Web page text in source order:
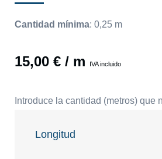
Cantidad mínima: 0,25 m
15,00 € / m IVA incluido
Introduce la cantidad (metros) que
Longitud